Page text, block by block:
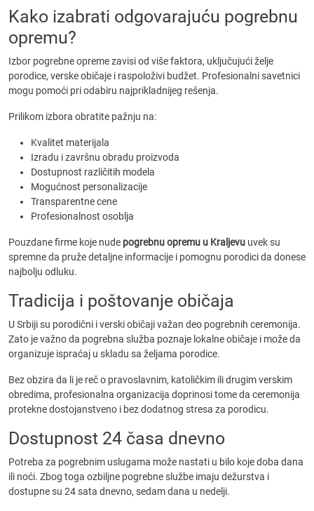
Kako izabrati odgovarajuću pogrebnu
opremu?
Izbor pogrebne opreme zavisi od više faktora, uključujući želje
porodice, verske običaje i raspoloživi budžet. Profesionalni savetnici
mogu pomoći pri odabiru najprikladnijeg rešenja.
Prilikom izbora obratite pažnju na:
Kvalitet materijala
Izradu i završnu obradu proizvoda
Dostupnost različitih modela
Mogućnost personalizacije
Transparentne cene
Profesionalnost osoblja
Pouzdane firme koje nude pogrebnu opremu u Kraljevu uvek su
spremne da pruže detaljne informacije i pomognu porodici da donese
najbolju odluku.
Tradicija i poštovanje običaja
U Srbiji su porodični i verski običaji važan deo pogrebnih ceremonija.
Zato je važno da pogrebna služba poznaje lokalne običaje i može da
organizuje ispraćaj u skladu sa željama porodice.
Bez obzira da li je reč o pravoslavnim, katoličkim ili drugim verskim
obredima, profesionalna organizacija doprinosi tome da ceremonija
protekne dostojanstveno i bez dodatnog stresa za porodicu.
Dostupnost 24 časa dnevno
Potreba za pogrebnim uslugama može nastati u bilo koje doba dana
ili noći. Zbog toga ozbiljne pogrebne službe imaju dežurstva i
dostupne su 24 sata dnevno, sedam dana u nedelji.